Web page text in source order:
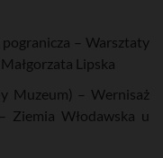
pogranicza – Warsztaty
Lipska
Muzeum) – Wernisaż
Ziemia Włodawska u